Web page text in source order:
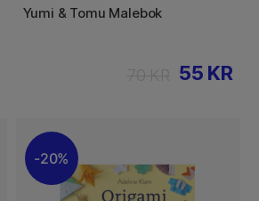
Yumi & Tomu Malebok
55 KR
20%